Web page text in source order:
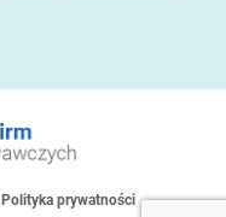
Polityka prywatności